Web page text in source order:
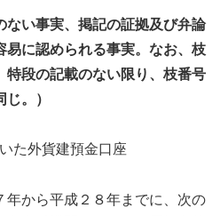
い事実、掲記の証拠及び弁論
易に認められる事実。なお、枝
特段の記載のない限り、枝番号
。）
た外貨建預金口座
年から平成２８年までに、次の